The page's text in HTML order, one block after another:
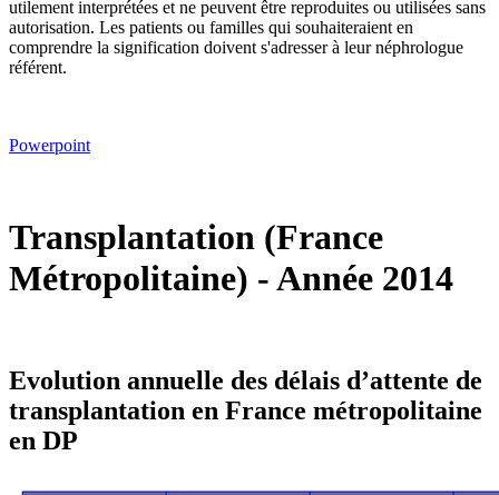
utilement interprétées et ne peuvent être reproduites ou utilisées sans
autorisation. Les patients ou familles qui souhaiteraient en
comprendre la signification doivent s'adresser à leur néphrologue
référent.
Powerpoint
Transplantation (France
Métropolitaine) - Année 2014
Evolution annuelle des délais d’attente de
transplantation en France métropolitaine
en DP